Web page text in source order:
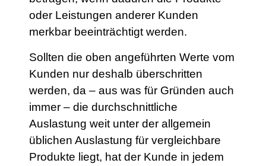
oder Leistungen anderer Kunden
merkbar beeinträchtigt werden.
Sollten die oben angeführten Werte vom
Kunden nur deshalb überschritten
werden, da – aus was für Gründen auch
immer – die durchschnittliche
Auslastung weit unter der allgemein
üblichen Auslastung für vergleichbare
Produkte liegt, hat der Kunde in jedem